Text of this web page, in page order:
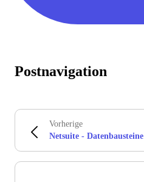
Postnavigation
Vorherige
Netsuite - Datenbausteine